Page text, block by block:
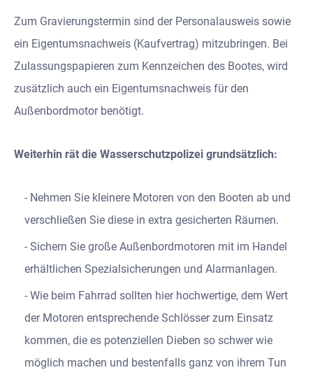
Zum Gravierungstermin sind der Personalausweis sowie
ein Eigentumsnachweis (Kaufvertrag) mitzubringen. Bei
Zulassungspapieren zum Kennzeichen des Bootes, wird
zusätzlich auch ein Eigentumsnachweis für den
Außenbordmotor benötigt.
Weiterhin rät die Wasserschutzpolizei grundsätzlich:
Nehmen Sie kleinere Motoren von den Booten ab und
verschließen Sie diese in extra gesicherten Räumen.
Sichern Sie große Außenbordmotoren mit im Handel
erhältlichen Spezialsicherungen und Alarmanlagen.
Wie beim Fahrrad sollten hier hochwertige, dem Wert
der Motoren entsprechende Schlösser zum Einsatz
kommen, die es potenziellen Dieben so schwer wie
möglich machen und bestenfalls ganz von ihrem Tun